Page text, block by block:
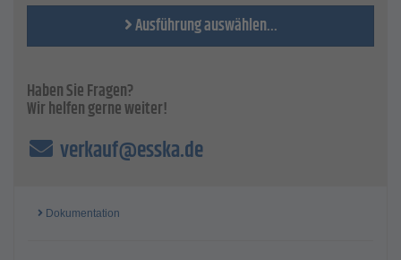
weiß/zink, sand/schwarz, grün/schwarz, schiefer/schwarz
Größen - XS, S, M, L, XL, XXL, XXXL und XXXXL
Norm - EN 26330
Ausführung auswählen...
Haben Sie Fragen?
Wir helfen gerne weiter!
verkauf@esska.de
Dokumentation